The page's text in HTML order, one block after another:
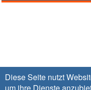
Diese Seite nutzt